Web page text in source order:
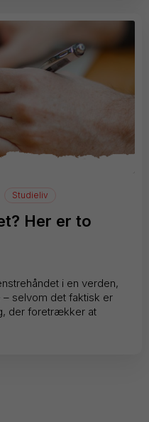
Studieliv
Her er to
i en verden,
selvom det faktisk er
der foretrækker at